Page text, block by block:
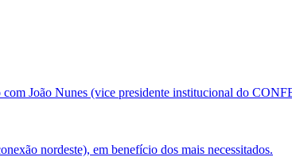
João Nunes (vice presidente institucional do
nordeste), em benefício dos mais necessitados.